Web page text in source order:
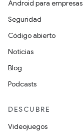
Android para empresas
Seguridad
Código abierto
Noticias
Blog
Podcasts
DESCUBRE
Videojuegos